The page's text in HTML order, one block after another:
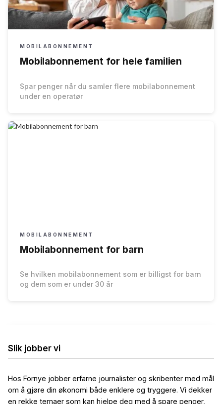
MOBILABONNEMENT
Mobilabonnement for hele familien
Spar penger når du samler flere mobilabonnement
under en operatør
MOBILABONNEMENT
Mobilabonnement for barn
Se hvilken mobilabonnement som er billigst for barn
og dem som er under 30 år
Slik jobber vi
Hos Fornye jobber erfarne journalister og skribenter med mål
om å gjøre din økonomi både enklere og tryggere. Vi dekker
en rekke temaer som kan hjelpe deg med å spare penger,